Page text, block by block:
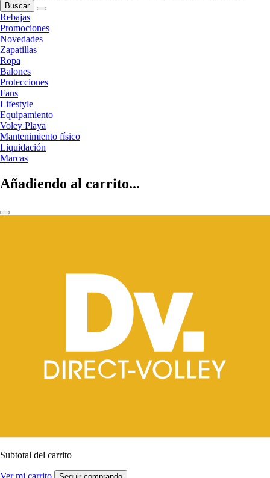
Buscar
Rebajas
Promociones
Novedades
Zapatillas
Ropa
Balones
Protecciones
Fans
Lifestyle
Equipamiento
Voley Playa
Mantenimiento físico
Liquidación
Marcas
Añadiendo al carrito...
Subtotal del carrito
Ver mi carrito